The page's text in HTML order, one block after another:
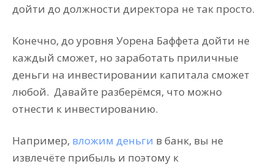
дойти до должности директора не так просто.
Конечно, до уровня Уорена Баффета дойти не
каждый сможет, но заработать приличные
деньги на инвестировании капитала сможет
любой. Давайте разберёмся, что можно
отнести к инвестированию.
Например, вложим деньги в банк, вы не
извлечёте прибыль и поэтому к